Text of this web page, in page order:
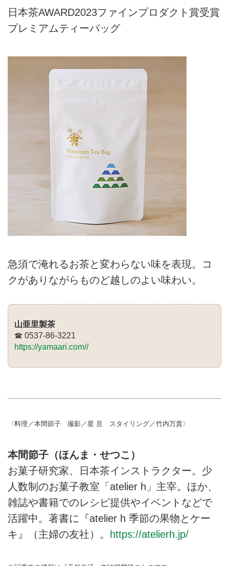
日本茶AWARD2023ファインプロダクト賞受賞
プレミアムティーバッグ
急須で淹れるお茶と変わらない味を表現。コ
クがありながらものど越しのよい味わい。
山亜里製茶
☎ 0537-86-3221
https://yamaari.com//
〈料理／本間節子 撮影／星 亘 スタイリング／竹内万貴〉
本間節子（ほんま・せつこ）
お菓子研究家、日本茶インストラクター。少
人数制のお菓子教室「atelier h」主宰。ほか、
雑誌や書籍でのレシピ提供やイベントなどで
活躍中。著書に『atelier h 季節の果物とケー
キ』（主婦の友社）。
https://atelierh.jp/